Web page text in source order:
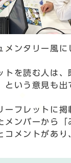
メンタリー風
を読む人は、
という意見も
フレットに掲
メンバーから
コメントがあ